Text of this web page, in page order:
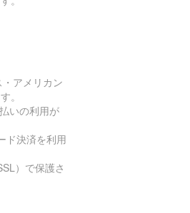
アメリカン
。
いの利用が
ド決済を利用
）で保護さ